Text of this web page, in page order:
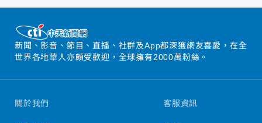
新聞、影音、節目、直播、社群及App都深獲網友喜愛，在全
世界各地華人亦頗受歡迎，全球擁有2000萬粉絲。
關於我們 客服資訊